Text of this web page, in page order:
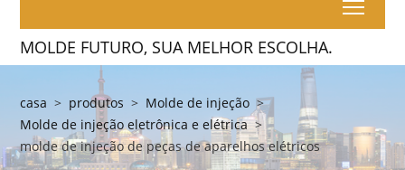
MOLDE FUTURO, SUA MELHOR ESCOLHA.
casa > produtos > Molde de injeção >
Molde de injeção eletrônica e elétrica >
molde de injeção de peças de aparelhos elétricos